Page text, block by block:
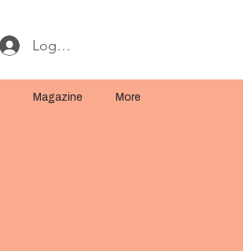
Log In or Sign Up
Magazine More